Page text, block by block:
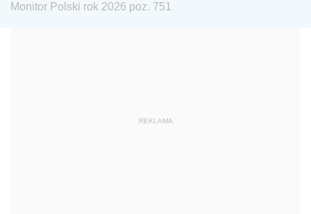
1968
Monitor Polski rok 2026 poz. 751
REKLAMA